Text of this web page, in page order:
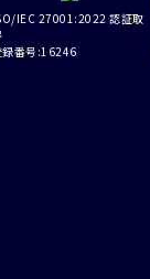
IEC 27001:2022 認証取
録番号:16246